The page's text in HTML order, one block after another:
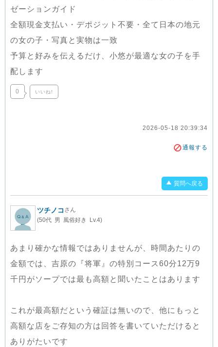
ゼーションガイド
全額現金支払い・デポジット不要・全て日本の地元
の女の子・写真と実物は一致
予算と好みを伝えるだけ、小悠が最適な女の子を手
配します
0 いいね!
2026-05-18 20:39:34
通報する
質問へ戻る
ツチノコ さん
(50代 男 風俗好き Lv.4)
あまり確かな情報ではありませんが、時間あたりの
金額では、吉原の『将軍』の特別コース60分12万9
千円がソープでは最も高額と聞いたことはあります
これが最高額だという確証は無いので、他にもっと
高額な店をご存知の方は回答を書いていただけると
ありがたいです